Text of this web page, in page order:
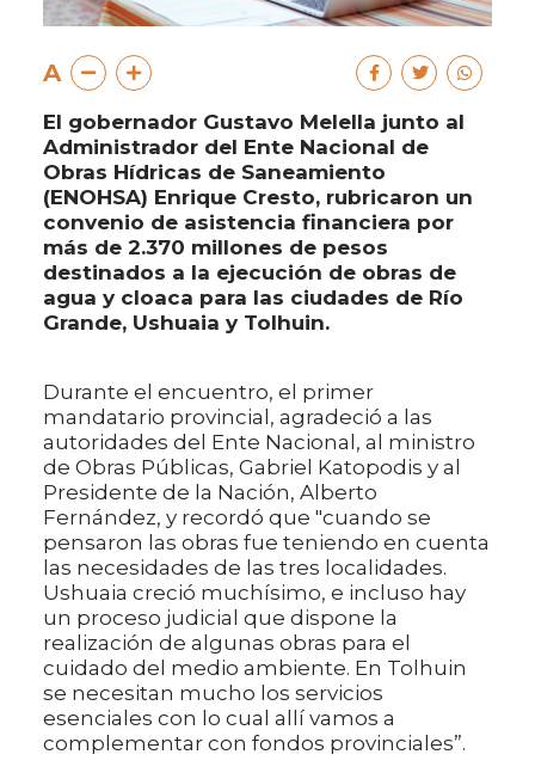
A
El gobernador Gustavo Melella junto al
Administrador del Ente Nacional de
Obras Hídricas de Saneamiento
(ENOHSA) Enrique Cresto, rubricaron un
convenio de asistencia financiera por
más de 2.370 millones de pesos
destinados a la ejecución de obras de
agua y cloaca para las ciudades de Río
Grande, Ushuaia y Tolhuin.
Durante el encuentro, el primer
mandatario provincial, agradeció a las
autoridades del Ente Nacional, al ministro
de Obras Públicas, Gabriel Katopodis y al
Presidente de la Nación, Alberto
Fernández, y recordó que "cuando se
pensaron las obras fue teniendo en cuenta
las necesidades de las tres localidades.
Ushuaia creció muchísimo, e incluso hay
un proceso judicial que dispone la
realización de algunas obras para el
cuidado del medio ambiente. En Tolhuin
se necesitan mucho los servicios
esenciales con lo cual allí vamos a
complementar con fondos provinciales”.